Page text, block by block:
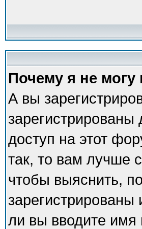
Почему я не могу
А вы
доступ на этот
так, то вам лучше
чтобы выяснить,
ли вы вводите